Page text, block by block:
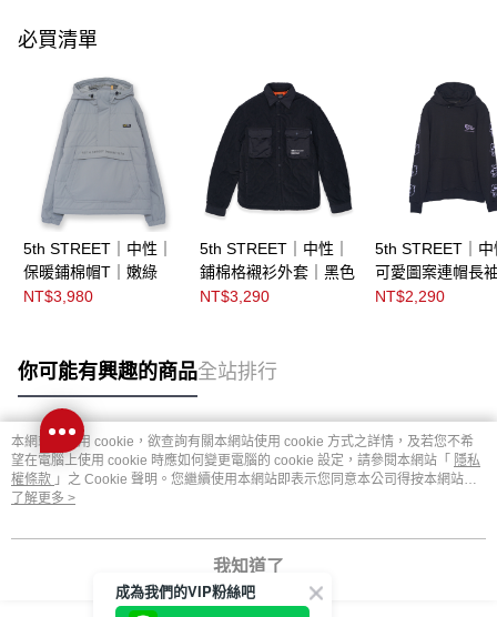
必買清單
5th STREET｜中性｜
保暖鋪棉帽T｜嫩綠
NT$3,980
5th STREET｜中性｜
鋪棉格襯衫外套｜黑色
NT$3,290
5th STREET｜中
可愛圖案連帽長
｜黑色
NT$2,290
你可能有興趣的商品全站排行
熱門標籤
本網站中使用 cookie，欲查詢有關本網站使用 cookie 方式之詳情，及若您不希
望在電腦上使用 cookie 時應如何變更電腦的 cookie 設定，請參閱本網站「 隱私
權條款 」之 Cookie 聲明。您繼續使用本網站即表示您同意本公司得按本網站使
用條款之 Cookie 聲明使用 cookie。
了解更多 >
我知道了
成為我們的VIP粉絲吧